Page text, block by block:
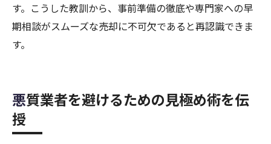
す。こうした教訓から、事前準備の徹底や専門家への早
期相談がスムーズな売却に不可欠であると再認識できま
す。
悪質業者を避けるための見極め術を伝
授